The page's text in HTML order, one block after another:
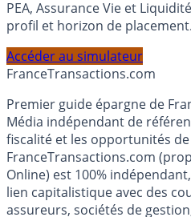
Calculez la répartition
profil et horizon de placement.
FranceTransactions.com
Premier guide épargne de
Média indépendant de
fiscalité et les opportunités
FranceTransactions.com
Online) est 100%